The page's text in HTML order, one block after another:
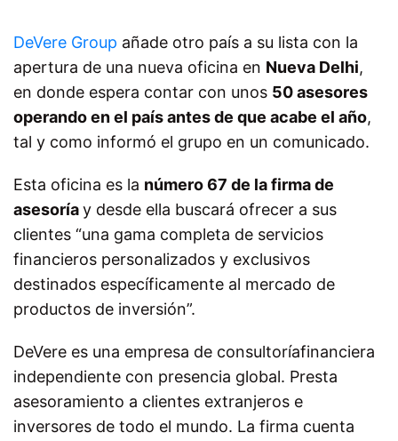
DeVere Group añade otro país a su lista con la
apertura de una nueva oficina en Nueva Delhi,
en donde espera contar con unos 50 asesores
operando en el país antes de que acabe el año,
tal y como informó el grupo en un comunicado.
Esta oficina es la número 67 de la firma de
asesoríay desde ella buscará ofrecer a sus
clientes “una gama completa de servicios
financieros personalizados y exclusivos
destinados específicamente al mercado de
productos de inversión”.
DeVere es una empresa de consultoríafinanciera
independiente con presencia global. Presta
asesoramiento a clientes extranjeros e
inversores de todo el mundo. La firma cuenta